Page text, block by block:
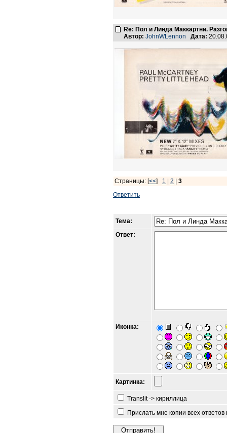
Re: Пол и Линда Маккартни.
Автор: JohnWLennon Дата:
Страницы: [<<] 1 2
3
Ответить
Тема:
Ответ:
Иконка:
Картинка:
Translit -> кириллица
Прислать мне копии всех